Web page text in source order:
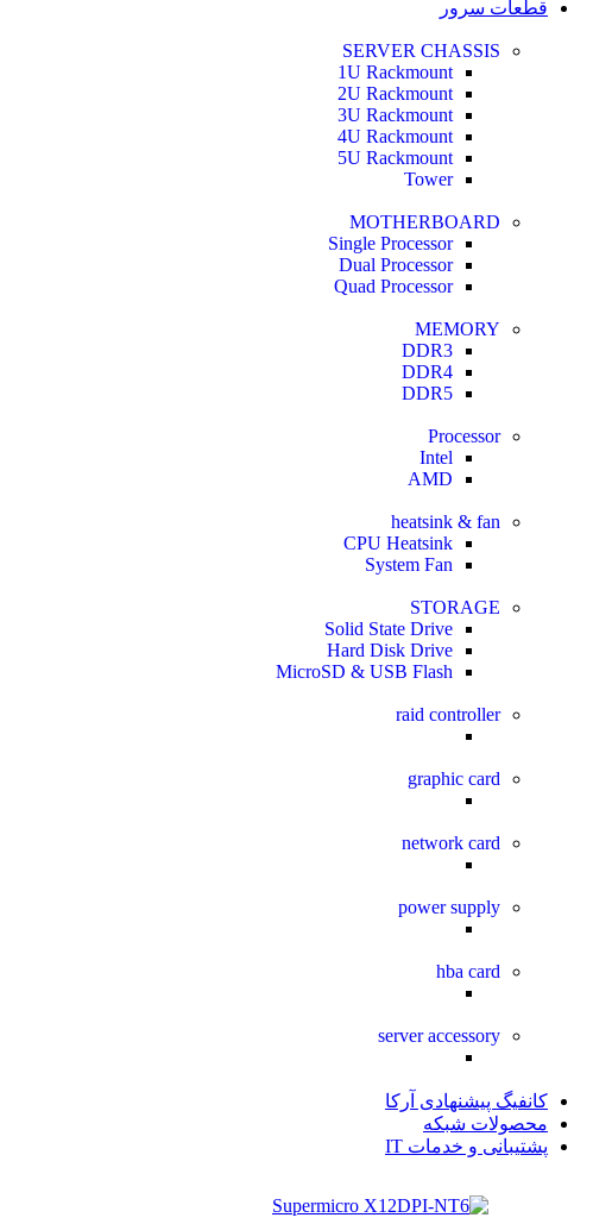
قطعات سرور
SERVER CHASSIS
1U Rackmount
2U Rackmount
3U Rackmount
4U Rackmount
5U Rackmount
Tower
MOTHERBOARD
Single Processor
Dual Processor
Quad Processor
MEMORY
DDR3
DDR4
DDR5
Processor
Intel
AMD
heatsink & fan
CPU Heatsink
System Fan
STORAGE
Solid State Drive
Hard Disk Drive
MicroSD & USB Flash
raid controller
graphic card
network card
power supply
hba card
server accessory
کانفیگ پیشنهادی آرکا
محصولات شبکه
پشتیبانی و خدمات IT